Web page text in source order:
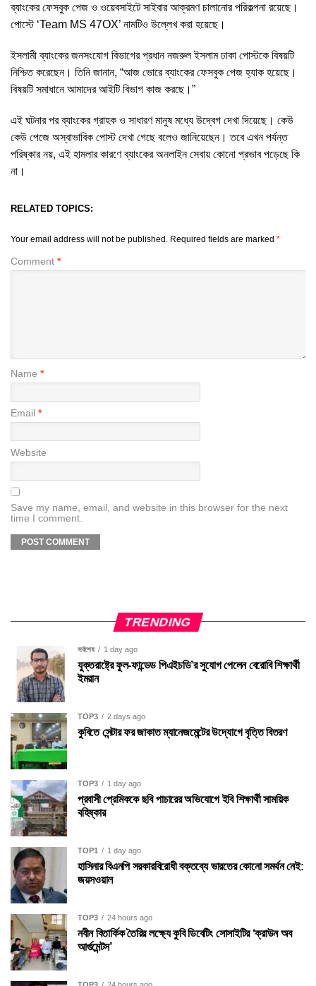
ব্যাংকের ফেসবুক পেজ ও ওয়েবসাইটে সাইবার আক্রমণ চালানোর পরিকল্পনা রয়েছে।
পোস্টে ‘Team MS 47OX’ নামটিও উল্লেখ করা হয়েছে।
ইসলামী ব্যাংকের জনসংযোগ বিভাগের প্রধান নজরুল ইসলাম ঢাকা পোস্টকে বিষয়টি
নিশ্চিত করেছেন। তিনি জানান, “আজ ভোরে ব্যাংকের ফেসবুক পেজ হ্যাক হয়েছে।
বিষয়টি সমাধানে আমাদের আইটি বিভাগ কাজ করছে।”
এই ঘটনার পর ব্যাংকের গ্রাহক ও সাধারণ মানুষ মধ্যে উদ্বেগ দেখা দিয়েছে। কেউ
কেউ পেজে অস্বাভাবিক পোস্ট দেখা গেছে বলেও জানিয়েছেন। তবে এখন পর্যন্ত
পরিষ্কার নয়, এই হামলার কারণে ব্যাংকের অনলাইন সেবায় কোনো প্রভাব পড়েছে কি
না।
RELATED TOPICS:
Your email address will not be published. Required fields are marked *
Comment *
Name *
Email *
Website
Save my name, email, and website in this browser for the next
time I comment.
TRENDING
সর্বশেষ 1 day ago
যুক্তরাষ্ট্রে ফুল-ফান্ডেড পিএইচডি’র সুযোগ পেলেন বেরোবি শিক্ষার্থী
ইমরান
TOP3 2 days ago
কুবিতে সেন্টার ফর জাকাত ম্যানেজমেন্টের উদ্যোগে বৃত্তি বিতরণ
TOP3 1 day ago
প্রবাসী প্রেমিককে ছবি পাচারের অভিযোগে ইবি শিক্ষার্থী সাময়িক
বহিষ্কার
TOP1 1 day ago
হাসিনার বিএনপি সরকারবিরোধী বক্তব্যে ভারতের কোনো সমর্থন নেই:
জয়সওয়াল
TOP3 24 hours ago
নবীন বিতার্কিক তৈরির লক্ষ্যে কুবি ডিবেটিং সোসাইটির ‘ক্রাউন অব
আর্গুমেন্টস’